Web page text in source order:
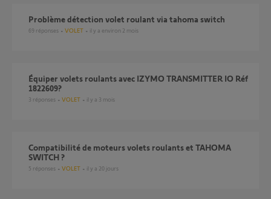
Problème détection volet roulant via tahoma switch
69 réponses VOLET il y a environ 2 mois
équiper volets roulants avec IZYMO TRANSMITTER IO Réf
1822609?
3 réponses VOLET il y a 3 mois
Compatibilité de moteurs volets roulants et TAHOMA
SWITCH ?
5 réponses VOLET il y a 20 jours